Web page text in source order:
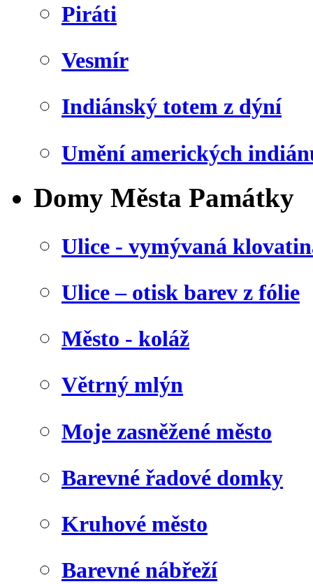
Piráti
Vesmír
Indiánský totem z dýní
Umění amerických
Domy Města Památky
Ulice - vymývaná
Ulice – otisk barev z fólie
Město - koláž
Větrný mlýn
Moje zasněžené město
Barevné řadové domky
Kruhové město
Barevné nábřeží